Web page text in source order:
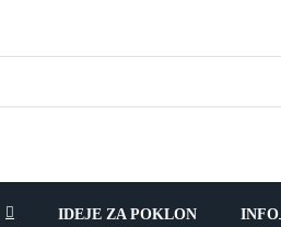
IDEJE ZA POKLON INFO